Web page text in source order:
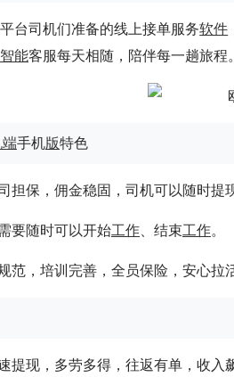
台司机们准备的线上接单服务软件
智能客服每天相随，陪伴每一趟旅程。
端手机版特色
担保，佣金稳固，司机可以随时提
要随时可以开始工作 、结束工作。
范，培训完善，全员保险，安心拉
提现，多劳多得，往返有单，收入